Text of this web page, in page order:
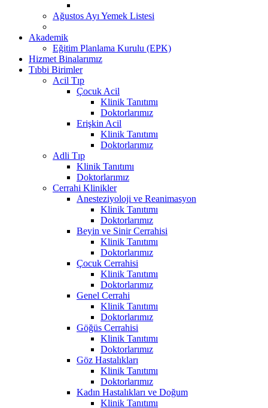
Ağustos Ayı Yemek Listesi
Akademik
Eğitim Planlama Kurulu (EPK)
Hizmet Binalarımız
Tıbbi Birimler
Acil Tıp
Çocuk Acil
Klinik Tanıtımı
Doktorlarımız
Erişkin Acil
Klinik Tanıtımı
Doktorlarımız
Adli Tıp
Klinik Tanıtımı
Doktorlarımız
Cerrahi Klinikler
Anesteziyoloji ve Reanimasyon
Klinik Tanıtımı
Doktorlarımız
Beyin ve Sinir Cerrahisi
Klinik Tanıtımı
Doktorlarımız
Çocuk Cerrahisi
Klinik Tanıtımı
Doktorlarımız
Genel Cerrahi
Klinik Tanıtımı
Doktorlarımız
Göğüs Cerrahisi
Klinik Tanıtımı
Doktorlarımız
Göz Hastalıkları
Klinik Tanıtımı
Doktorlarımız
Kadın Hastalıkları ve Doğum
Klinik Tanıtımı